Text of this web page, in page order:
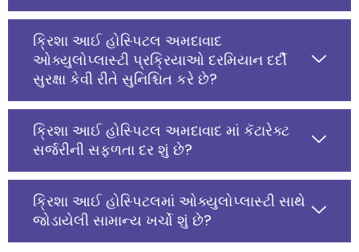
ક્રિશા આઈ હોસ્પિટલ અમદાવાદ
ઓક્યુલોપ્લાસ્ટી પ્રક્રિયાઓ દરમિયાન દર્દી
સુરક્ષા કેવી રીતે સુનિશ્ચિત કરે છે?
ક્રિશા આઈ હોસ્પિટલ અમદાવાદ માં કૅટારેક્ટ
સર્જરીની સફળતા દર શું છે?
ક્રિશા આઈ હોસ્પિટલમાં ઓક્યુલોપ્લાસ્ટી સાથે
જોડાયેલી સામાન્ય ખર્ચો શું છે?